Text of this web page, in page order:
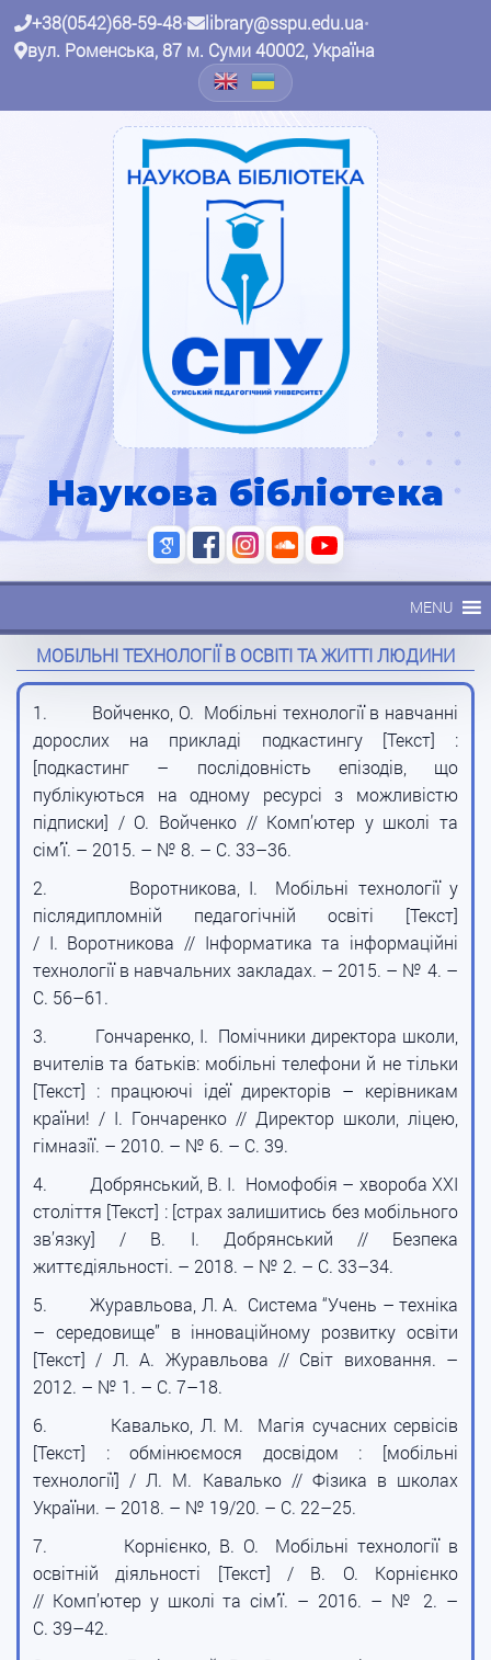
+38(0542)68-59-48• library@sspu.edu.ua•
вул. Роменська, 87 м. Суми 40002, Україна
Наукова бібліотека
MENU
МОБІЛЬНІ ТЕХНОЛОГІЇ В ОСВІТІ ТА ЖИТТІ ЛЮДИНИ
1. Войченко, О. Мобільні технології в навчанні
дорослих на прикладі подкастингу [Текст] :
[подкастинг – послідовність епізодів, що
публікуються на одному ресурсі з можливістю
підписки] / О. Войченко // Комп’ютер у школі та
сім’ї. – 2015. – № 8. – С. 33–36.
2. Воротникова, І. Мобільні технології у
післядипломній педагогічній освіті [Текст]
/ І. Воротникова // Інформатика та інформаційні
технології в навчальних закладах. – 2015. – № 4. –
С. 56–61.
3. Гончаренко, І. Помічники директора школи,
вчителів та батьків: мобільні телефони й не тільки
[Текст] : працюючі ідеї директорів – керівникам
країни! / І. Гончаренко // Директор школи, ліцею,
гімназії. – 2010. – № 6. – С. 39.
4. Добрянський, В. І. Номофобія – хвороба ХХІ
століття [Текст] : [страх залишитись без мобільного
зв’язку] / В. І. Добрянський // Безпека
життєдіяльності. – 2018. – № 2. – С. 33–34.
5.Журавльова, Л. А. Система “Учень – техніка
– середовище” в інноваційному розвитку освіти
[Текст] / Л. А. Журавльова // Світ виховання. –
2012. – № 1. – С. 7–18.
6. Кавалько, Л. М. Магія сучасних сервісів
[Текст] : обмінюємося досвідом : [мобільні
технології] / Л. М. Кавалько // Фізика в школах
України. – 2018. – № 19/20. – С. 22–25.
7. Корнієнко, В. О. Мобільні технології в
освітній діяльності [Текст] / В. О. Корнієнко
// Комп’ютер у школі та сім’ї. – 2016. – № 2. –
С. 39–42.